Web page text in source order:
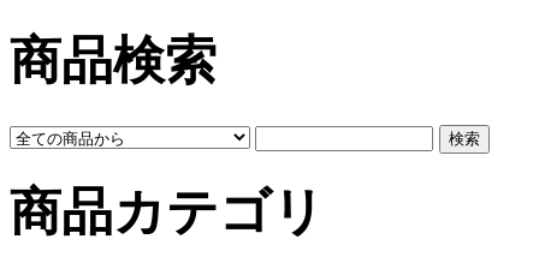
商品検索
商品カテゴリ